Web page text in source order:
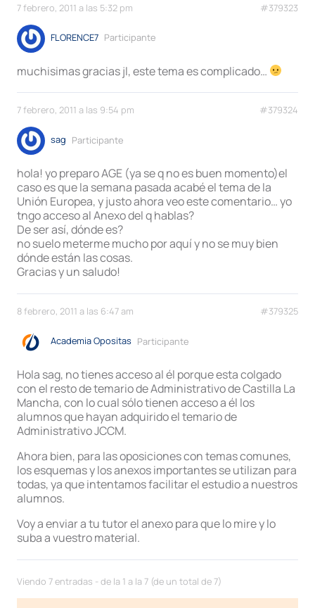
7 febrero, 2011 a las 5:32 pm #379323
FLORENCE7 Participante
muchisimas gracias jl, este tema es complicado…
7 febrero, 2011 a las 9:54 pm #379324
sag Participante
hola! yo preparo AGE (ya se q no es buen momento)el
caso es que la semana pasada acabé el tema de la
Unión Europea, y justo ahora veo este comentario… yo
tngo acceso al Anexo del q hablas?
De ser así, dónde es?
no suelo meterme mucho por aquí y no se muy bien
dónde están las cosas.
Gracias y un saludo!
8 febrero, 2011 a las 6:47 am #379325
Academia Opositas Participante
Hola sag, no tienes acceso al él porque esta colgado
con el resto de temario de Administrativo de Castilla La
Mancha, con lo cual sólo tienen acceso a él los
alumnos que hayan adquirido el temario de
Administrativo JCCM.
Ahora bien, para las oposiciones con temas comunes,
los esquemas y los anexos importantes se utilizan para
todas, ya que intentamos facilitar el estudio a nuestros
alumnos.
Voy a enviar a tu tutor el anexo para que lo mire y lo
suba a vuestro material.
Viendo 7 entradas - de la 1 a la 7 (de un total de 7)